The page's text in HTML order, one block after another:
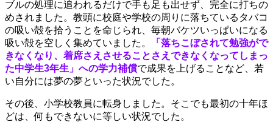
ブルの処理に追われるだけで手も足も出せず、完全に打ちの
めされました。教頭に校庭や学校の周りに落ちているタバコ
の吸い殻を拾うことを命じられ、毎朝バケツいっぱいになる
吸い殻を空しく集めていました。
「落ちこぼされて勉強がで
きなくなり、着席さえさせることさえできなくなってしまっ
た中学生3年生」への学力補償で成果を上げることなど、若
い自分には夢の夢といった状況でした。
その後、小学校教員に転身しました。そこでも最初の十年ほ
どは、何もできないに等しい状況でした。